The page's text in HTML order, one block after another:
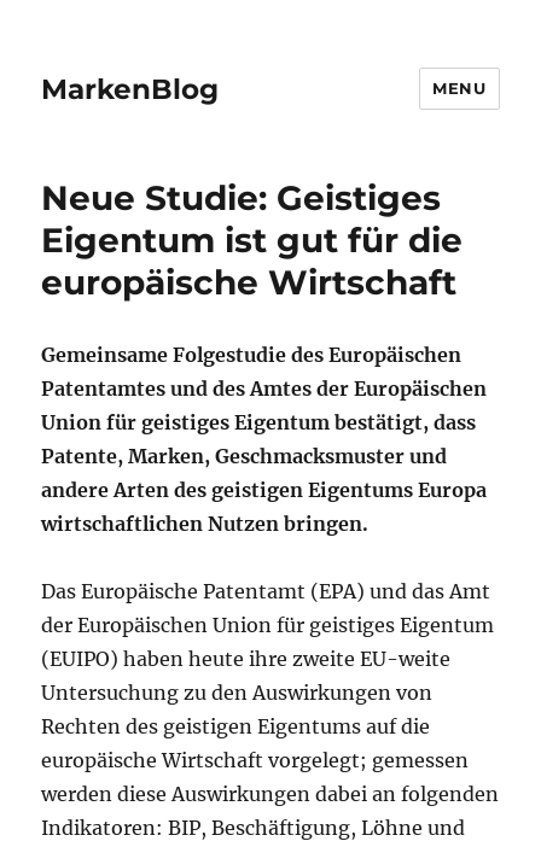
MarkenBlog MENU
Neue Studie: Geistiges
Eigentum ist gut für die
europäische Wirtschaft
Gemeinsame Folgestudie des Europäischen
Patentamtes und des Amtes der Europäischen
Union für geistiges Eigentum bestätigt, dass
Patente, Marken, Geschmacksmuster und
andere Arten des geistigen Eigentums Europa
wirtschaftlichen Nutzen bringen.
Das Europäische Patentamt (EPA) und das Amt
der Europäischen Union für geistiges Eigentum
(EUIPO) haben heute ihre zweite EU-weite
Untersuchung zu den Auswirkungen von
Rechten des geistigen Eigentums auf die
europäische Wirtschaft vorgelegt; gemessen
werden diese Auswirkungen dabei an folgenden
Indikatoren: BIP, Beschäftigung, Löhne und